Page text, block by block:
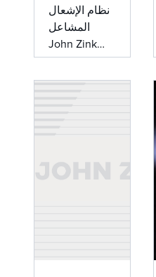
نظام الإشعال
المشاعل
John Zink
STELLA™ هو
حل إشعال
التجريبي وهواء
الأجهزة ، مما
الرأسمالية. تم